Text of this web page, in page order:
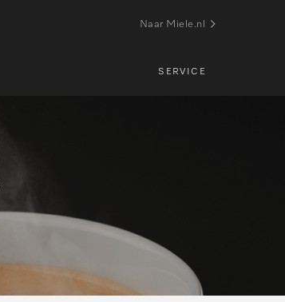
Naar Miele.nl
SERVICE